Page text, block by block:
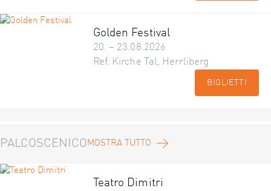
Golden Festival
20. – 23.08.2026
Ref. Kirche Tal, Herrliberg
BIGLIETTI
PALCOSCENICOMOSTRA TUTTO
Teatro Dimitri